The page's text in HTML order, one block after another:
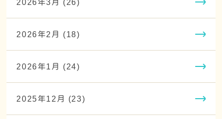
2026年2月 (18)
2026年1月 (24)
2025年12月 (23)